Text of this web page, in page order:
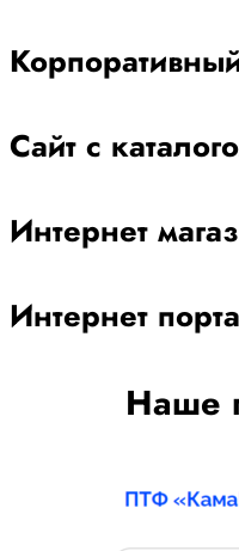
Сайт с
Интернет
Интернет
Наше